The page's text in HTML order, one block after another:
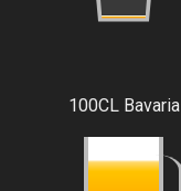
100CL Bavaria